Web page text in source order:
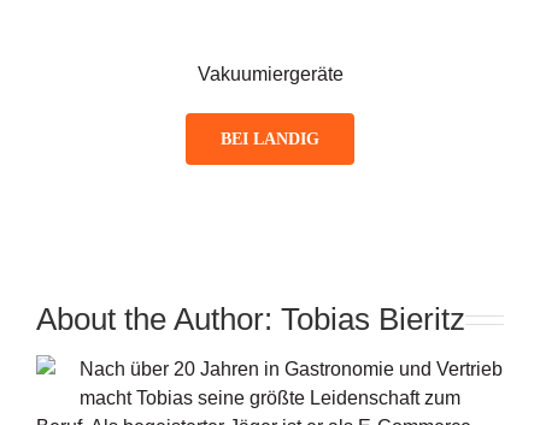
Vakuumiergeräte
BEI LANDIG
About the Author: Tobias Bieritz
Nach über 20 Jahren in Gastronomie und Vertrieb
macht Tobias seine größte Leidenschaft zum